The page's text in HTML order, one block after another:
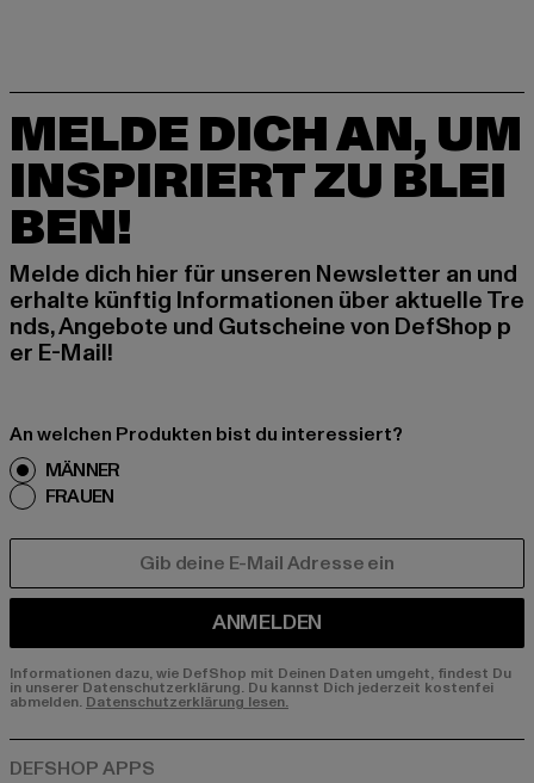
MELDE DICH AN, UM
INSPIRIERT ZU BLEI
BEN!
Melde dich hier für unseren Newsletter an und
erhalte künftig Informationen über aktuelle Tre
nds, Angebote und Gutscheine von DefShop p
er E-Mail!
An welchen Produkten bist du interessiert?
MÄNNER
FRAUEN
ANMELDEN
Informationen dazu, wie DefShop mit Deinen Daten umgeht, findest Du
in unserer Datenschutzerklärung. Du kannst Dich jederzeit kostenfei
abmelden. Datenschutzerklärung lesen.